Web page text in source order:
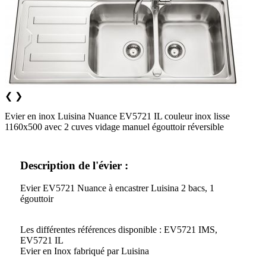
❮ ❯
Evier en inox Luisina Nuance EV5721 IL couleur inox lisse
1160x500 avec 2 cuves vidage manuel égouttoir réversible
Description de l'évier :
Evier EV5721 Nuance à encastrer Luisina 2 bacs, 1
égouttoir
Les différentes références disponible : EV5721 IMS,
EV5721 IL
Evier en Inox fabriqué par Luisina